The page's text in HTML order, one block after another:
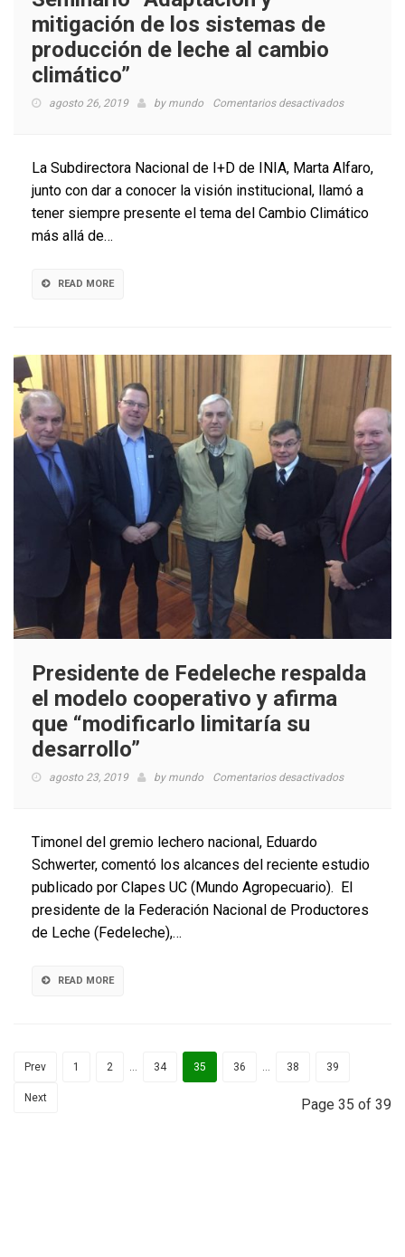
mitigación de los sistemas de
producción de leche al cambio
climático”
agosto 26, 2019 by mundo Comentarios desactivadosen
mitigación
de
los
climático”
La Subdirectora Nacional de I+D de INIA, Marta Alfaro,
junto con dar a conocer la visión institucional, llamó a
tener siempre presente el tema del Cambio Climático
más allá de…
READ MORE
Presidente de Fedeleche respalda
el modelo cooperativo y afirma
que “modificarlo limitaría su
desarrollo”
agosto 23, 2019 by mundo Comentarios desactivadosen
el
modelo
Timonel del gremio lechero nacional, Eduardo
Schwerter, comentó los alcances del reciente estudio
publicado por Clapes UC (Mundo Agropecuario). El
presidente de la Federación Nacional de Productores
de Leche (Fedeleche),…
READ MORE
Prev 1 2 … 34 35 36 … 38 39
Next Page 35 of 39